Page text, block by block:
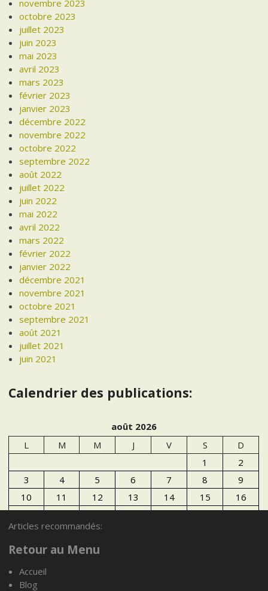
novembre 2023
octobre 2023
juillet 2023
juin 2023
mai 2023
avril 2023
mars 2023
février 2023
janvier 2023
décembre 2022
novembre 2022
octobre 2022
septembre 2022
août 2022
juillet 2022
juin 2022
mai 2022
avril 2022
mars 2022
février 2022
janvier 2022
décembre 2021
novembre 2021
octobre 2021
septembre 2021
août 2021
juillet 2021
juin 2021
Calendrier des publications:
août 2026
L
M M J V S
D
1
2
3
4 5 6 7 8
9
10
11 12 13 14 15
16
24
25 26
31
Articles recommandés:
Retour au Menu
Accueil
Blog